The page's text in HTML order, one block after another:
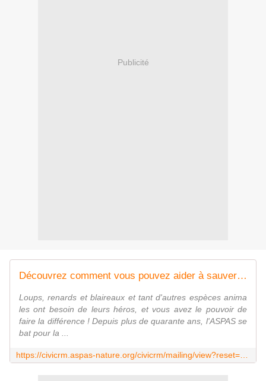
Publicité
Découvrez comment vous pouvez aider à sauver la nature
Loups, renards et blaireaux et tant d'autres espèces anima
les ont besoin de leurs héros, et vous avez le pouvoir de
faire la différence ! Depuis plus de quarante ans, l'ASPAS se
bat pour la ...